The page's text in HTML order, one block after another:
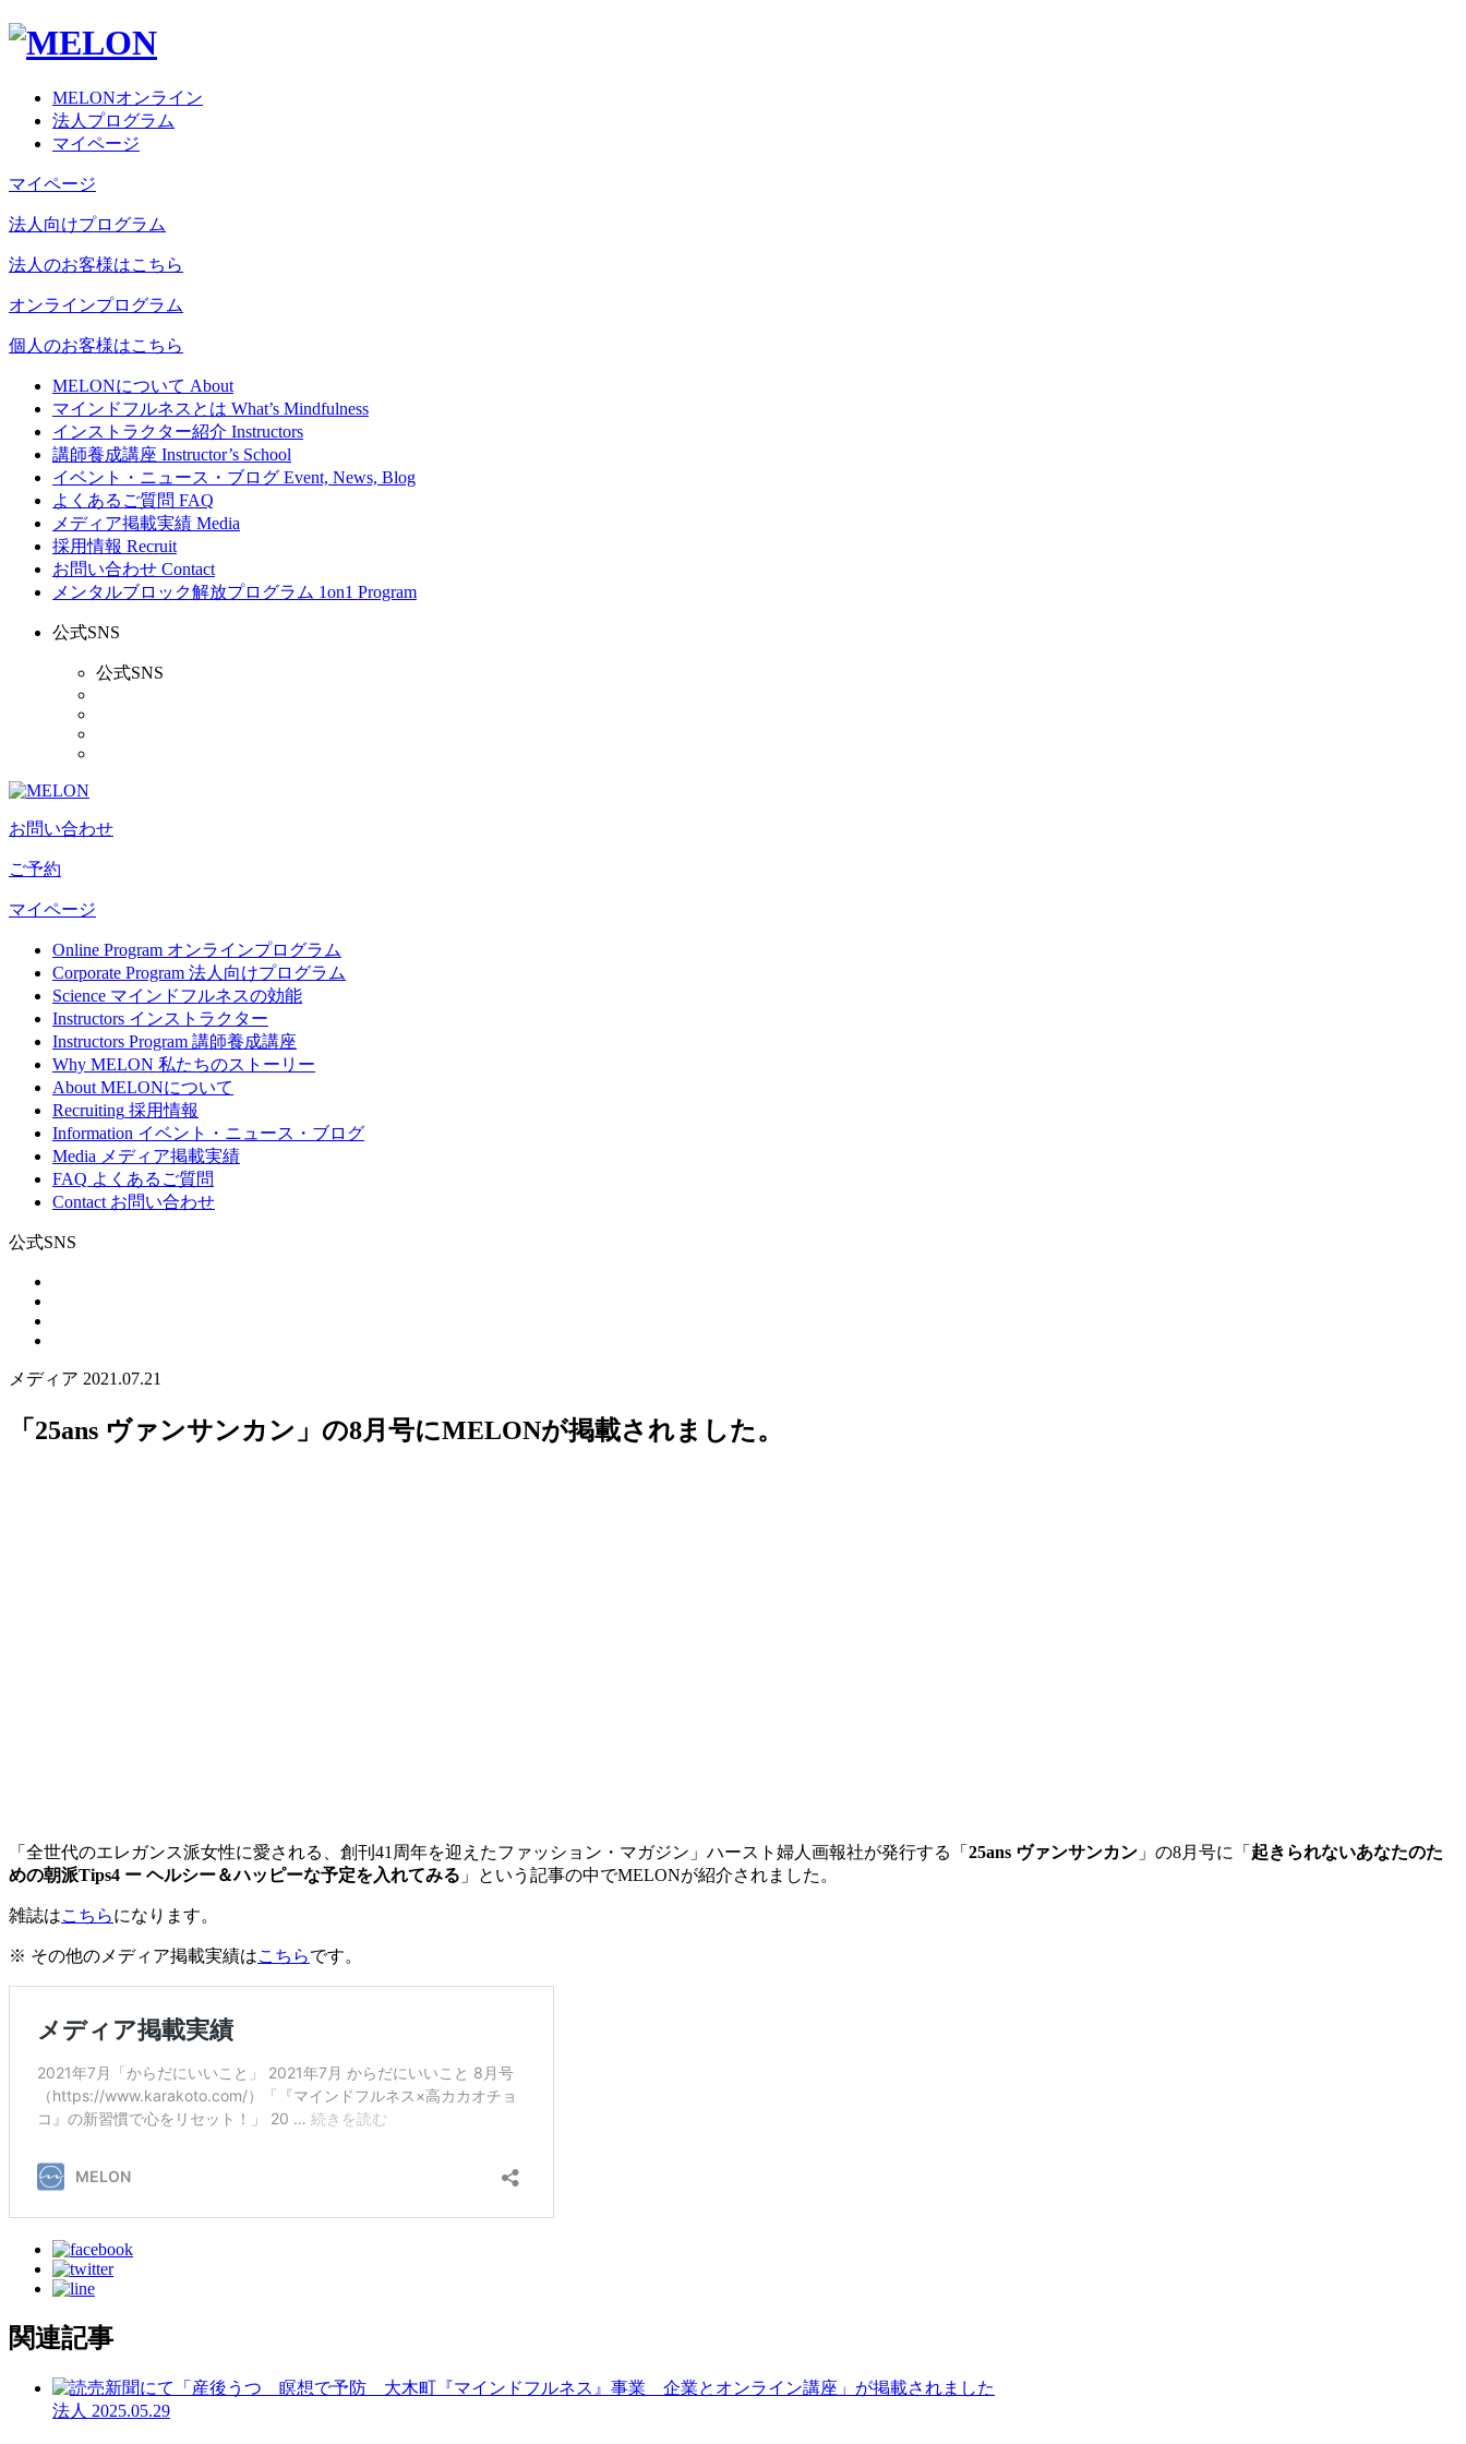
MELONオンライン
法人プログラム
マイページ
マイページ
法人向けプログラム
法人のお客様はこちら
オンラインプログラム
個人のお客様はこちら
MELONについて About
マインドフルネスとは What’s Mindfulness
インストラクター紹介 Instructors
講師養成講座 Instructor’s School
イベント・ニュース・ブログ Event, News, Blog
よくあるご質問 FAQ
メディア掲載実績 Media
採用情報 Recruit
お問い合わせ Contact
メンタルブロック解放プログラム 1on1 Program
公式SNS
公式SNS
お問い合わせ
ご予約
マイページ
Online Program オンラインプログラム
Corporate Program 法人向けプログラム
Science マインドフルネスの効能
Instructors インストラクター
Instructors Program 講師養成講座
Why MELON 私たちのストーリー
About MELONについて
Recruiting 採用情報
Information イベント・ニュース・ブログ
Media メディア掲載実績
FAQ よくあるご質問
Contact お問い合わせ
公式SNS
メディア 2021.07.21
「25ans ヴァンサンカン」の8月号にMELONが掲載されました。
「全世代のエレガンス派女性に愛される、創刊41周年を迎えたファッション・マガジン」ハースト婦人画報社が発行する「 25ans ヴァンサンカン 」の8月号に「 起きられないあなたのた
めの朝派Tips4 ー ヘルシー＆ハッピーな予定を入れてみる 」という記事の中でMELONが紹介されました。
雑誌はこちらになります。
※ その他のメディア掲載実績はこちらです。
関連記事
法人 2025.05.29